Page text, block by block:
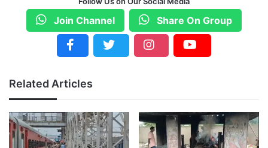
व्यवस्थाओं का निरीक्षण किया है। हर स्तर पर अनुशासन,
सुरक्षा और उत्कृष्ट व्यवस्था साफ दिखाई देती है। इसके लिए
उन्होंने छत्तीसगढ़ राज्य भारत स्काउट एंड गाइड की पूरी टीम
को बधाई दी।
डॉ. खंडेलवाल ने कहा कि जम्बुरी का उद्घाटन समारोह बेहद
भव्य और ऐतिहासिक रहा। इसका उद्घाटन छत्तीसगढ़ के
Join Channel Share On Group
Related Articles